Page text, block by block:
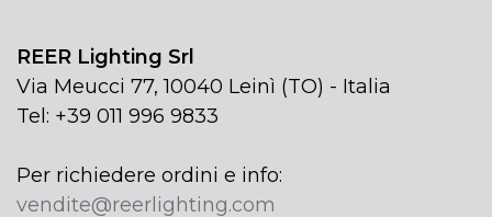
REER Lighting Srl
Via Meucci 77, 10040 Leinì (TO) - Italia
Tel: +39 011 996 9833
Per richiedere ordini e info:
vendite@reerlighting.com